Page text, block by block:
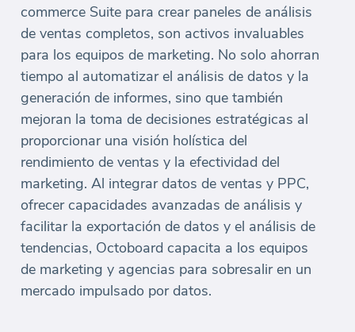
commerce Suite para crear paneles de análisis
de ventas completos, son activos invaluables
para los equipos de marketing. No solo ahorran
tiempo al automatizar el análisis de datos y la
generación de informes, sino que también
mejoran la toma de decisiones estratégicas al
proporcionar una visión holística del
rendimiento de ventas y la efectividad del
marketing. Al integrar datos de ventas y PPC,
ofrecer capacidades avanzadas de análisis y
facilitar la exportación de datos y el análisis de
tendencias, Octoboard capacita a los equipos
de marketing y agencias para sobresalir en un
mercado impulsado por datos.